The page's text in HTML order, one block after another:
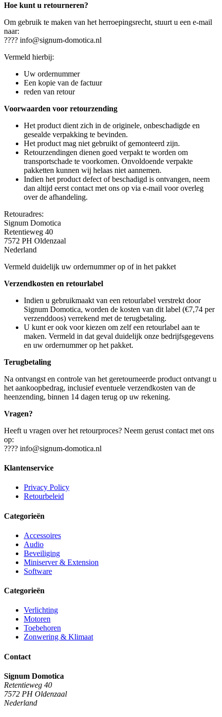
Hoe kunt u retourneren?
Om gebruik te maken van het herroepingsrecht, stuurt u een e-mail
naar:
???? info@signum-domotica.nl
Vermeld hierbij:
Uw ordernummer
Een kopie van de factuur
reden van retour
Voorwaarden voor retourzending
Het product dient zich in de originele, onbeschadigde en
gesealde verpakking te bevinden.
Het product mag niet gebruikt of gemonteerd zijn.
Retourzendingen dienen goed verpakt te worden om
transportschade te voorkomen. Onvoldoende verpakte
pakketten kunnen wij helaas niet aannemen.
Indien het product defect of beschadigd is ontvangen, neem
dan altijd eerst contact met ons op via e-mail voor overleg
over de afhandeling.
Retouradres:
Signum Domotica
Retentieweg 40
7572 PH Oldenzaal
Nederland
Vermeld duidelijk uw ordernummer op of in het pakket
Verzendkosten en retourlabel
Indien u gebruikmaakt van een retourlabel verstrekt door
Signum Domotica, worden de kosten van dit label (€7,74 per
verzenddoos) verrekend met de terugbetaling.
U kunt er ook voor kiezen om zelf een retourlabel aan te
maken. Vermeld in dat geval duidelijk onze bedrijfsgegevens
en uw ordernummer op het pakket.
Terugbetaling
Na ontvangst en controle van het geretourneerde product ontvangt u
het aankoopbedrag, inclusief eventuele verzendkosten van de
heenzending, binnen 14 dagen terug op uw rekening.
Vragen?
Heeft u vragen over het retourproces? Neem gerust contact met ons
op:
???? info@signum-domotica.nl
Klantenservice
Privacy Policy
Retourbeleid
Categorieën
Accessoires
Audio
Beveiliging
Miniserver & Extension
Software
Categorieën
Verlichting
Motoren
Toebehoren
Zonwering & Klimaat
Contact
Signum Domotica
Retentieweg 40
7572 PH Oldenzaal
Nederland